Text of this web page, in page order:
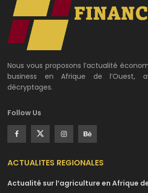
Nous vous proposons l’actualité
business en Afrique de l’Ouest,
décryptages.
Follow Us
ACTUALITES REGIONALES
Actualité sur l’agriculture en Afrique